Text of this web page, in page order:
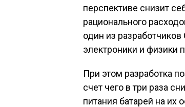
перспективе снизит
рационального
один из
электроники и
При этом разработка
счет чего в три раза
питания батарей на их